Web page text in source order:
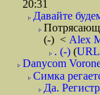
20:31
Давайте
(-) < Alex
. (-) (URL
Danycom
Симка
Да.